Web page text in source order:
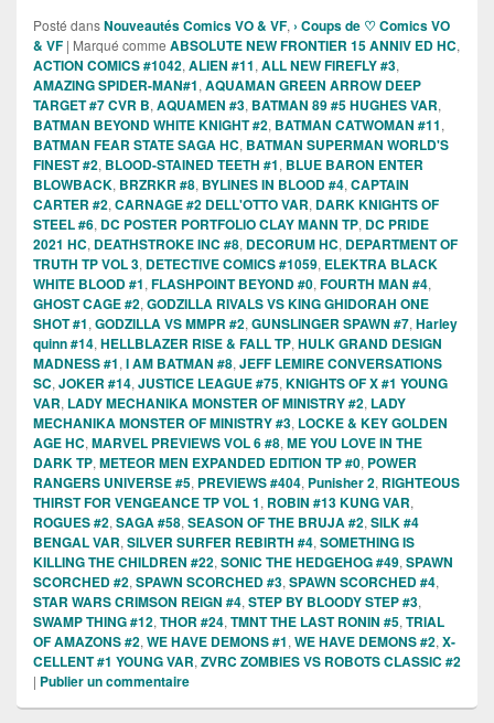
Posté dansNouveautés Comics VO & VF, › Coups de ♡ Comics VO
& VF | Marqué comme ABSOLUTE NEW FRONTIER 15 ANNIV ED HC,
ACTION COMICS #1042, ALIEN #11, ALL NEW FIREFLY #3,
AMAZING SPIDER-MAN#1, AQUAMAN GREEN ARROW DEEP
TARGET #7 CVR B, AQUAMEN #3, BATMAN 89 #5 HUGHES VAR,
BATMAN BEYOND WHITE KNIGHT #2, BATMAN CATWOMAN #11,
BATMAN FEAR STATE SAGA HC, BATMAN SUPERMAN WORLD'S
FINEST #2, BLOOD-STAINED TEETH #1, BLUE BARON ENTER
BLOWBACK, BRZRKR #8, BYLINES IN BLOOD #4, CAPTAIN
CARTER #2, CARNAGE #2 DELL'OTTO VAR, DARK KNIGHTS OF
STEEL #6, DC POSTER PORTFOLIO CLAY MANN TP, DC PRIDE
2021 HC, DEATHSTROKE INC #8, DECORUM HC, DEPARTMENT OF
TRUTH TP VOL 3, DETECTIVE COMICS #1059, ELEKTRA BLACK
WHITE BLOOD #1, FLASHPOINT BEYOND #0, FOURTH MAN #4,
GHOST CAGE #2, GODZILLA RIVALS VS KING GHIDORAH ONE
SHOT #1, GODZILLA VS MMPR #2, GUNSLINGER SPAWN #7, Harley
quinn #14, HELLBLAZER RISE & FALL TP, HULK GRAND DESIGN
MADNESS #1, I AM BATMAN #8, JEFF LEMIRE CONVERSATIONS
SC, JOKER #14, JUSTICE LEAGUE #75, KNIGHTS OF X #1 YOUNG
VAR, LADY MECHANIKA MONSTER OF MINISTRY #2, LADY
MECHANIKA MONSTER OF MINISTRY #3, LOCKE & KEY GOLDEN
AGE HC, MARVEL PREVIEWS VOL 6 #8, ME YOU LOVE IN THE
DARK TP, METEOR MEN EXPANDED EDITION TP #0, POWER
RANGERS UNIVERSE #5, PREVIEWS #404, Punisher 2, RIGHTEOUS
THIRST FOR VENGEANCE TP VOL 1, ROBIN #13 KUNG VAR,
ROGUES #2, SAGA #58, SEASON OF THE BRUJA #2, SILK #4
BENGAL VAR, SILVER SURFER REBIRTH #4, SOMETHING IS
KILLING THE CHILDREN #22, SONIC THE HEDGEHOG #49, SPAWN
SCORCHED #2, SPAWN SCORCHED #3, SPAWN SCORCHED #4,
STAR WARS CRIMSON REIGN #4, STEP BY BLOODY STEP #3,
SWAMP THING #12, THOR #24, TMNT THE LAST RONIN #5, TRIAL
OF AMAZONS #2, WE HAVE DEMONS #1, WE HAVE DEMONS #2, X-
CELLENT #1 YOUNG VAR, ZVRC ZOMBIES VS ROBOTS CLASSIC #2
| Publier un commentaire